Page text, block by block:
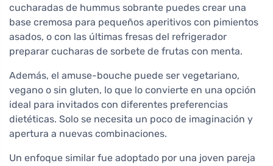
cucharadas de hummus sobrante puedes crear una
base cremosa para pequeños aperitivos con pimientos
asados, o con las últimas fresas del refrigerador
preparar cucharas de sorbete de frutas con menta.
Además, el amuse-bouche puede ser vegetariano,
vegano o sin gluten, lo que lo convierte en una opción
ideal para invitados con diferentes preferencias
dietéticas. Solo se necesita un poco de imaginación y
apertura a nuevas combinaciones.
Un enfoque similar fue adoptado por una joven pareja